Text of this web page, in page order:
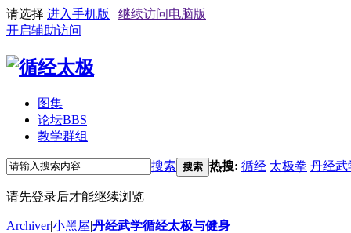
请选择 进入手机版 | 继续访问电脑版
开启辅助访问
图集
论坛BBS
教学群组
搜索 搜索 热搜: 循经 太极拳 丹经武
请先登录后才能继续浏览
Archiver|小黑屋|丹经武学循经太极与健身